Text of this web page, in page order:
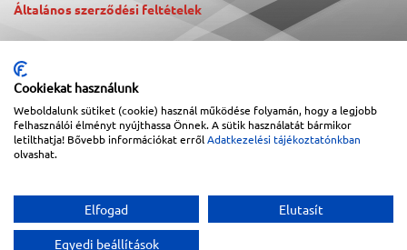
Általános szerződési feltételek
Adatvédelmi és adatkezelési szabályzat
Copyright © 2026Lapanthera Kft. Váci út 15-19.
76-24|+36-1-613-5453|www.lapanthera.hu
Webbolt | webdesign és implementáció:
Cookiekat használunk
Weboldalunk sütiket (cookie) használ működése folyamán, hogy a legjobb
felhasználói élményt nyújthassa Önnek. A sütik használatát bármikor
letilthatja! Bővebb információkat errőlAdatkezelési tájékoztatónkban
olvashat.
Elfogad Elutasít
Egyedi beállítások